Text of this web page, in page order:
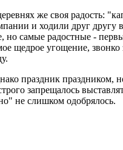
же своя радость:
и ходили друг другу
но самые радостные -
щедрое угощение,
праздник праздником,
запрещалось
не слишком одобрялось.